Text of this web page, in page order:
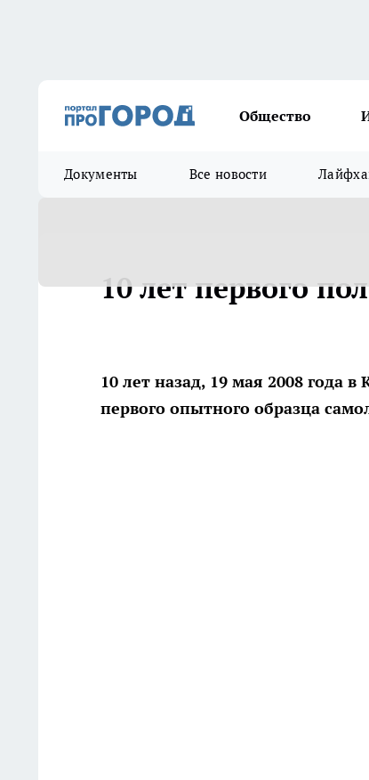
Общество
Документы Все новости
10 лет первого
10 лет назад, 19 мая 2008 года
первого опытного образца